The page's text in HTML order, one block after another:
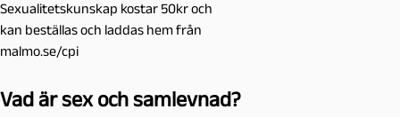
Sexualitetskunskap kostar 50kr och
kan beställas och laddas hem från
malmo.se/cpi
Vad är sex och samlevnad?